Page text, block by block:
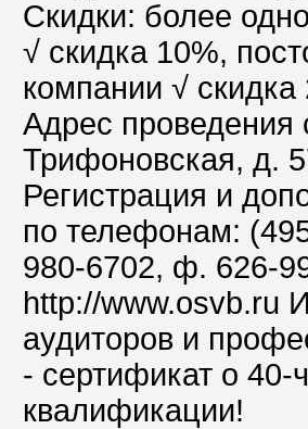
Скидки: более
√ скидка 10%,
компании √ скидка
Адрес проведения
Трифоновская, д.
Регистрация и
по телефонам:
980-6702, ф. 626-
http://www.osvb.ru
аудиторов и
- сертификат о
квалификации!